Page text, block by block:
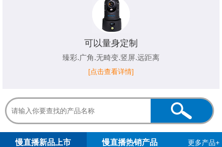
可以量身定制
臻彩.广角.无畸变.竖屏.远距离
[点击查看详情]
慢直播新品上市 慢直播热销产品 更多产品+